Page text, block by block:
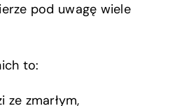
pod uwagę wiele
to:
ze zmarłym,